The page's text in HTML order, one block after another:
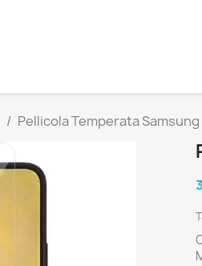
Pellicola Temperata Samsung